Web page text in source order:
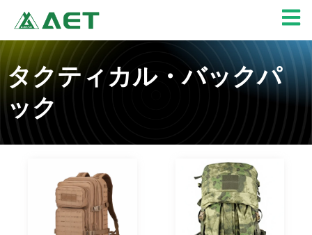
を
キタクティカル・バックパ
ック
ー
ジ